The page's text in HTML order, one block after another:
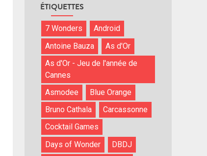
ÉTIQUETTES
7 Wonders
Android
Antoine Bauza
As d'Or
As d'Or - Jeu de l'année de
Cannes
Asmodee
Blue Orange
Bruno Cathala
Carcassonne
Cocktail Games
Days of Wonder
DBDJ